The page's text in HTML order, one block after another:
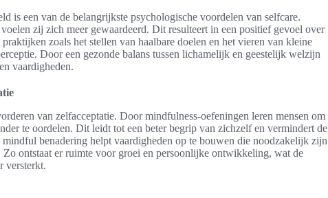
is een van de belangrijkste psychologische voordelen van selfcare.
zij zich meer gewaardeerd. Dit resulteert in een positief gevoel over
zoals het stellen van haalbare doelen en het vieren van kleine
Door een gezonde balans tussen lichamelijk en geestelijk welzijn
vaardigheden.
van zelfacceptatie. Door mindfulness-oefeningen leren mensen om
te oordelen. Dit leidt tot een beter begrip van zichzelf en vermindert de
benadering helpt vaardigheden op te bouwen die noodzakelijk zijn
ontstaat er ruimte voor groei en persoonlijke ontwikkeling, wat de
versterkt.